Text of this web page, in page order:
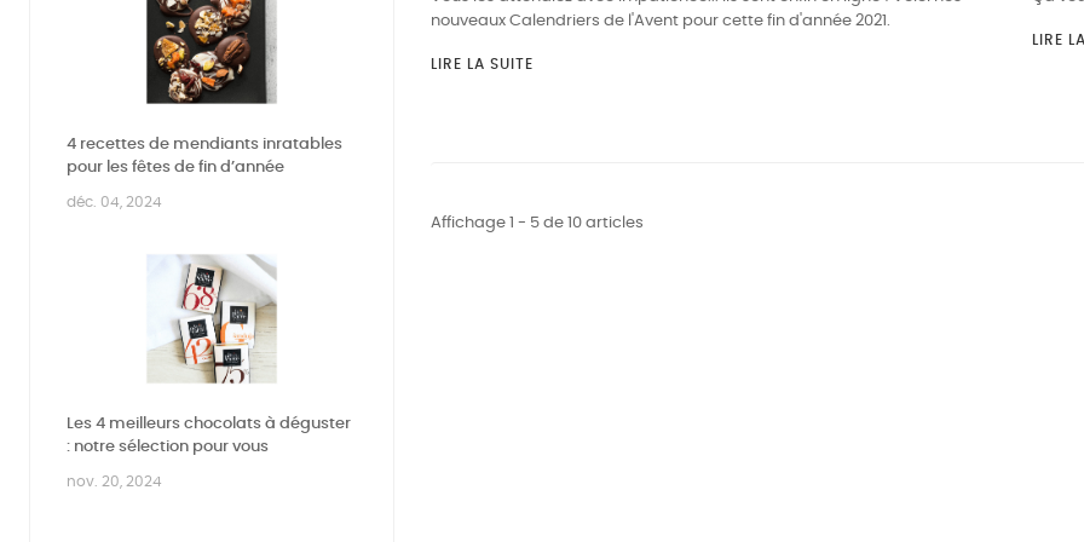
4 recettes de mendiants inratables
pour les fêtes de fin d’année
déc. 04, 2024
Les 4 meilleurs chocolats à déguster
: notre sélection pour vous
nov. 20, 2024
nouveaux Calendriers de l'Avent pour cette fin d'année 2021.
LIRE LA SUITE
LIRE
Affichage 1 - 5 de 10 articles